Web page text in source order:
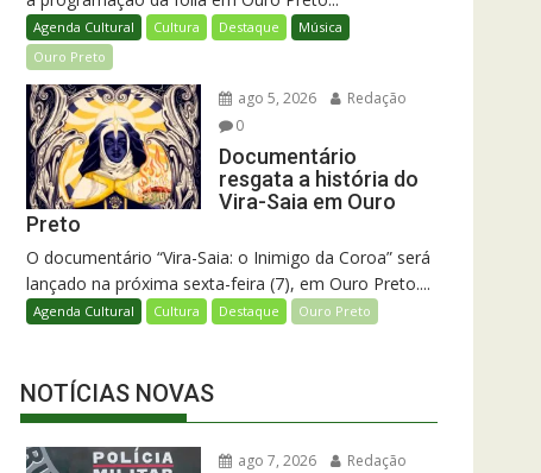
Agenda Cultural Cultura Destaque
Música
Ouro Preto
ago 5, 2026
Redação
0
Documentário
resgata a história do
Vira-Saia em Ouro
Preto
O documentário “Vira-Saia: o Inimigo da Coroa” será
lançado na próxima sexta-feira (7), em Ouro Preto....
Agenda Cultural Cultura Destaque Ouro Preto
NOTÍCIAS NOVAS
ago 7, 2026
Redação